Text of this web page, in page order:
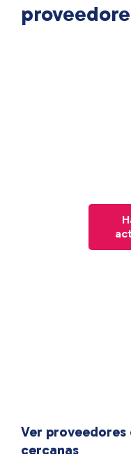
Ver
cercanas